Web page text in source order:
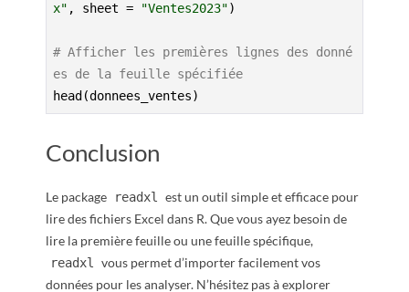
x" , sheet = "Ventes2023")
# Afficher les premières lignes des donné
es de la feuille spécifiée
head(donnees_ventes)
Conclusion
Le package readxl est un outil simple et efficace pour
lire des fichiers Excel dans R. Que vous ayez besoin de
lire la première feuille ou une feuille spécifique,
readxl vous permet d’importer facilement vos
données pour les analyser. N’hésitez pas à explorer